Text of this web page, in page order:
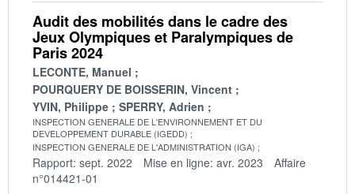
Audit des mobilités dans le cadre des
Jeux Olympiques et Paralympiques de
Paris 2024
LECONTE, Manuel
POURQUERY DE BOISSERIN, Vincent
YVIN, Philippe
SPERRY, Adrien
INSPECTION GENERALE DE L'ENVIRONNEMENT ET DU
DEVELOPPEMENT DURABLE (IGEDD)
INSPECTION GENERALE DE L'ADMINISTRATION (IGA)
Rapport: sept. 2022 Mise en ligne: avr. 2023
Affaire
n°014421-01